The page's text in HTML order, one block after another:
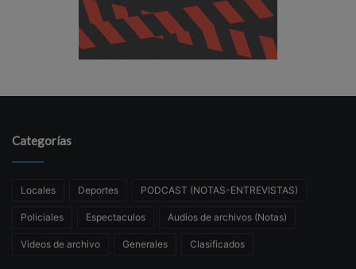
Categorías
Locales Deportes PODCAST (NOTAS-ENTREVISTAS)
Policiales Espectaculos Audios de archivos (Notas)
Videos de archivo Generales Clasificados